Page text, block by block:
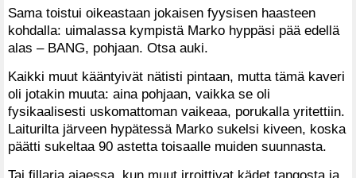
Sama toistui oikeastaan jokaisen fyysisen haasteen
kohdalla: uimalassa kympistä Marko hyppäsi pää edellä
alas – BANG, pohjaan. Otsa auki.
Kaikki muut kääntyivät nätisti pintaan, mutta tämä kaveri
oli jotakin muuta: aina pohjaan, vaikka se oli
fysikaalisesti uskomattoman vaikeaa, porukalla yritettiin.
Laiturilta järveen hypätessä Marko sukelsi kiveen, koska
päätti sukeltaa 90 astetta toisaalle muiden suunnasta.
Tai fillaria ajaessa, kun muut irroittivat kädet tangosta ja